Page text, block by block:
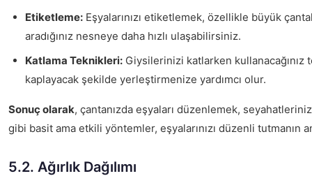
Etiketleme: Eşyalarınızı etiketlemek, özellikle büyük
aradığınız nesneye daha hızlı ulaşabilirsiniz.
Katlama Teknikleri: Giysilerinizi katlarken
kaplayacak şekilde yerleştirmenize yardımcı olur.
Sonuç olarak, çantanızda eşyaları düzenlemek,
gibi basit ama etkili yöntemler, eşyalarınızı düzenli tutmanın
5.2. Ağırlık Dağılımı